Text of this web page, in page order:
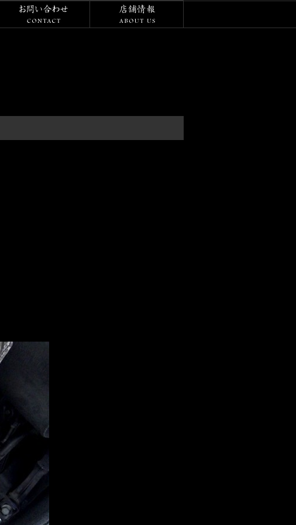
トピックス/ダイアリー お問い合わせ